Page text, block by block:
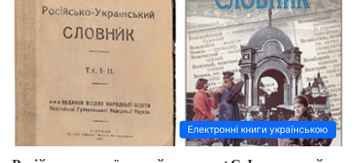
Електронні книги українською